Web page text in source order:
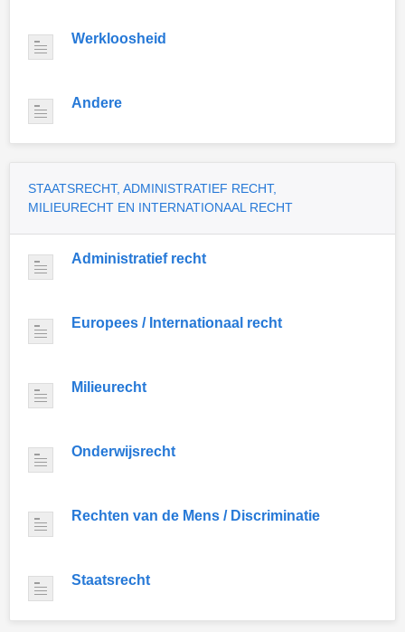
Werkloosheid
Andere
STAATSRECHT, ADMINISTRATIEF RECHT,
MILIEURECHT EN INTERNATIONAAL RECHT
Administratief recht
Europees / Internationaal recht
Milieurecht
Onderwijsrecht
Rechten van de Mens / Discriminatie
Staatsrecht